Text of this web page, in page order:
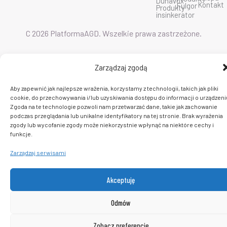
Zarządzaj zgodą
Aby zapewnić jak najlepsze wrażenia, korzystamy z technologii, takich jak pliki
cookie, do przechowywania i/lub uzyskiwania dostępu do informacji o
Zgoda na te technologie pozwoli nam przetwarzać dane, takie jak zachowanie
podczas przeglądania lub unikalne identyfikatory na tej stronie. Brak wyrażenia
zgody lub wycofanie zgody może niekorzystnie wpłynąć na niektóre cechy i
funkcje.
Zarządzaj serwisami
Akceptuję
Odmów
Produkty
insinkerator
FulgorKontakt
C 2026 PlatformaAGD. Wszelkie prawa zastrzeżone.